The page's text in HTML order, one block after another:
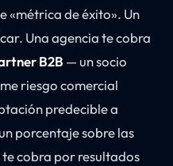
«métrica de éxito». Un
Una agencia te cobra
B2B — un socio
riesgo comercial
predecible a
porcentaje sobre las
cobra por resultados